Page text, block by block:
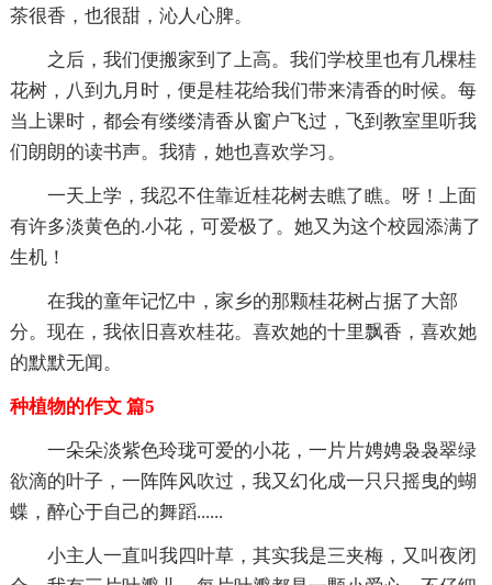
茶很香，也很甜，沁人心脾。
之后，我们便搬家到了上高。我们学校里也有几棵桂
花树，八到九月时，便是桂花给我们带来清香的时候。每
当上课时，都会有缕缕清香从窗户飞过，飞到教室里听我
们朗朗的读书声。我猜，她也喜欢学习。
一天上学，我忍不住靠近桂花树去瞧了瞧。呀！上面
有许多淡黄色的.小花，可爱极了。她又为这个校园添满了
生机！
在我的童年记忆中，家乡的那颗桂花树占据了大部
分。现在，我依旧喜欢桂花。喜欢她的十里飘香，喜欢她
的默默无闻。
种植物的作文 篇5
一朵朵淡紫色玲珑可爱的小花，一片片娉娉袅袅翠绿
欲滴的叶子，一阵阵风吹过，我又幻化成一只只摇曳的蝴
蝶，醉心于自己的舞蹈......
小主人一直叫我四叶草，其实我是三夹梅，又叫夜闭